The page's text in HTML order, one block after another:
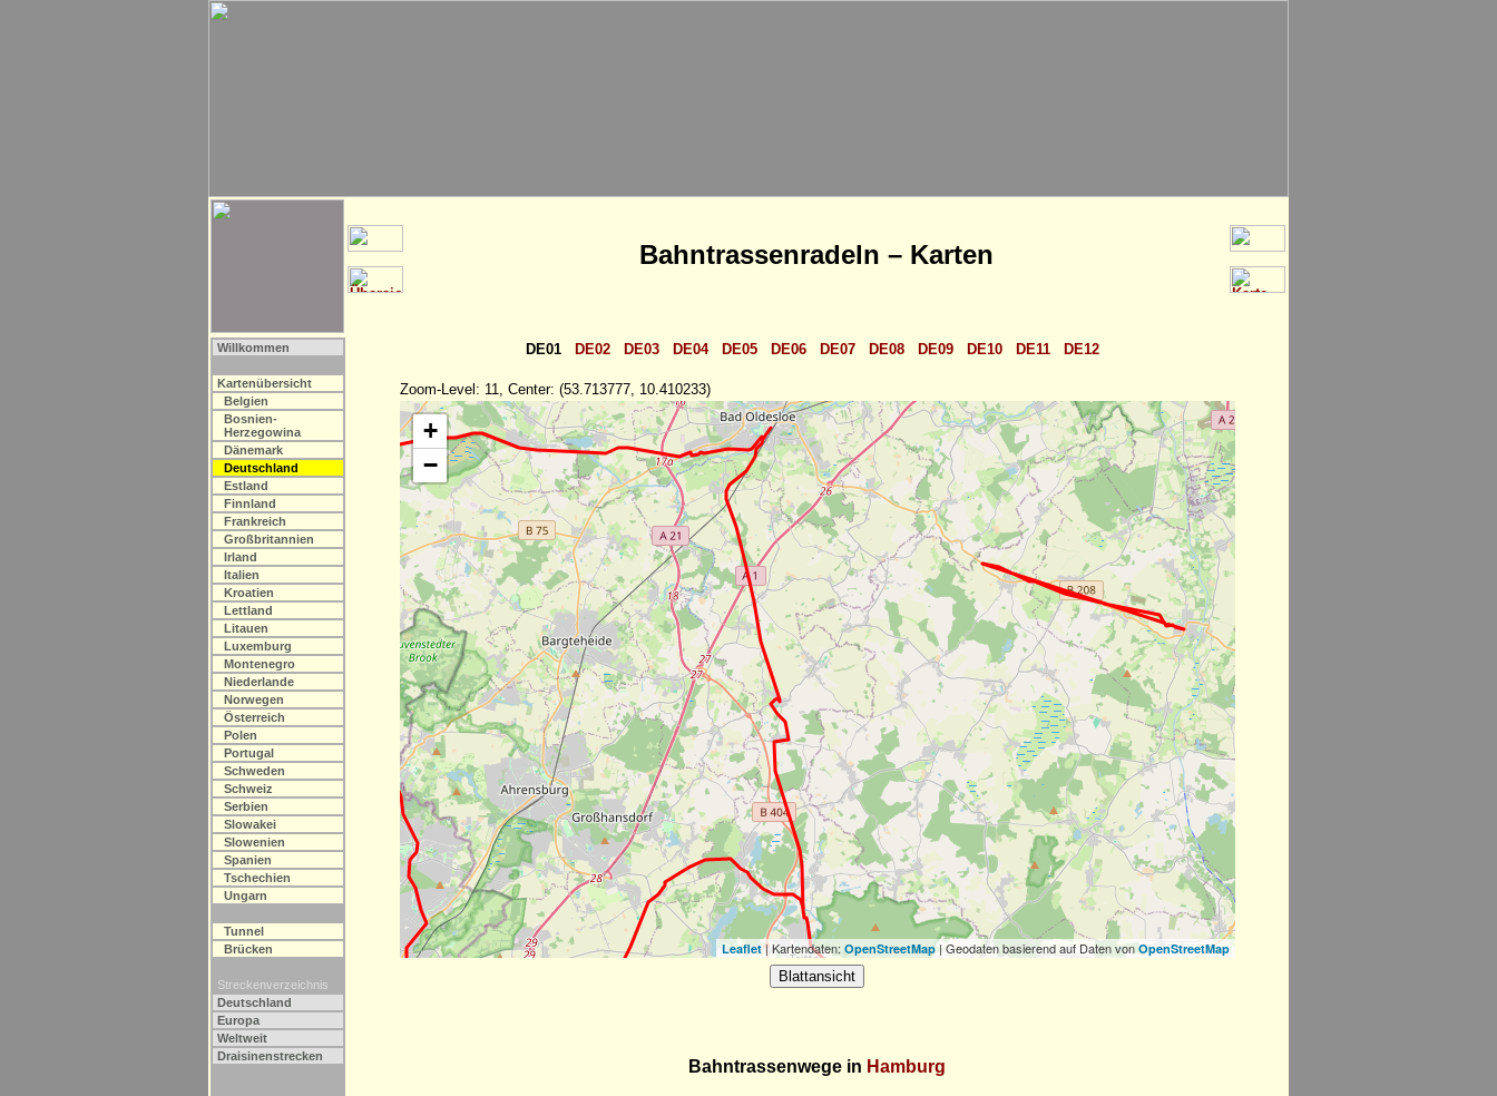
Bahntrassenradeln – Karten
Willkommen
Kartenübersicht
Belgien
Bosnien-
Herzegowina
Dänemark
Deutschland
Estland
Finnland
Frankreich
Großbritannien
Irland
Italien
Kroatien
Lettland
Litauen
Luxemburg
Montenegro
Niederlande
Norwegen
Österreich
Polen
Portugal
Schweden
Schweiz
Serbien
Slowakei
Slowenien
Spanien
Tschechien
Ungarn
Tunnel
Brücken
Streckenverzeichnis
Deutschland
Europa
Weltweit
Draisinenstrecken
DE01 DE02 DE03 DE04 DE05 DE06 DE07 DE08 DE09 DE10 DE11 DE12
Zoom-Level: 11, Center: (53.713777, 10.410233)
+
−
Leaflet| Kartendaten: OpenStreetMap| Geodaten basierend auf Daten von OpenStreetMap
Bahntrassenwege in Hamburg